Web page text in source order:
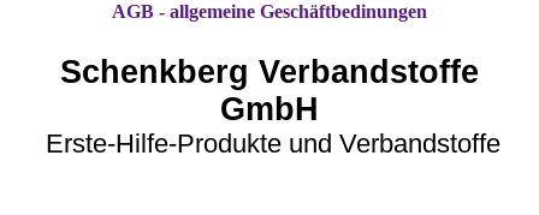
Schenkberg Verbandstoffe
GmbH
Erste-Hilfe-Produkte und Verbandstoffe
AGB - allgemeine Geschäftbedinungen